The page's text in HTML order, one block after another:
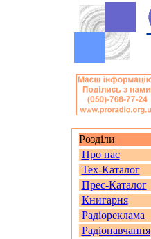
Розділи
Про нас
Тех-Каталог
Прес-Каталог
Книгарня
Радіореклама
Радіонавчання